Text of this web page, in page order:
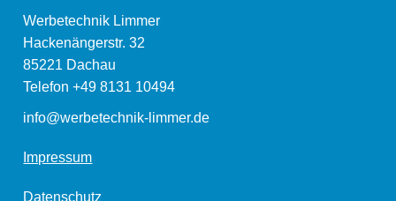
Werbetechnik Limmer
Hackenängerstr. 32
85221 Dachau
Telefon+49 8131 10494
info@werbetechnik-limmer.de
Impressum
Datenschutz